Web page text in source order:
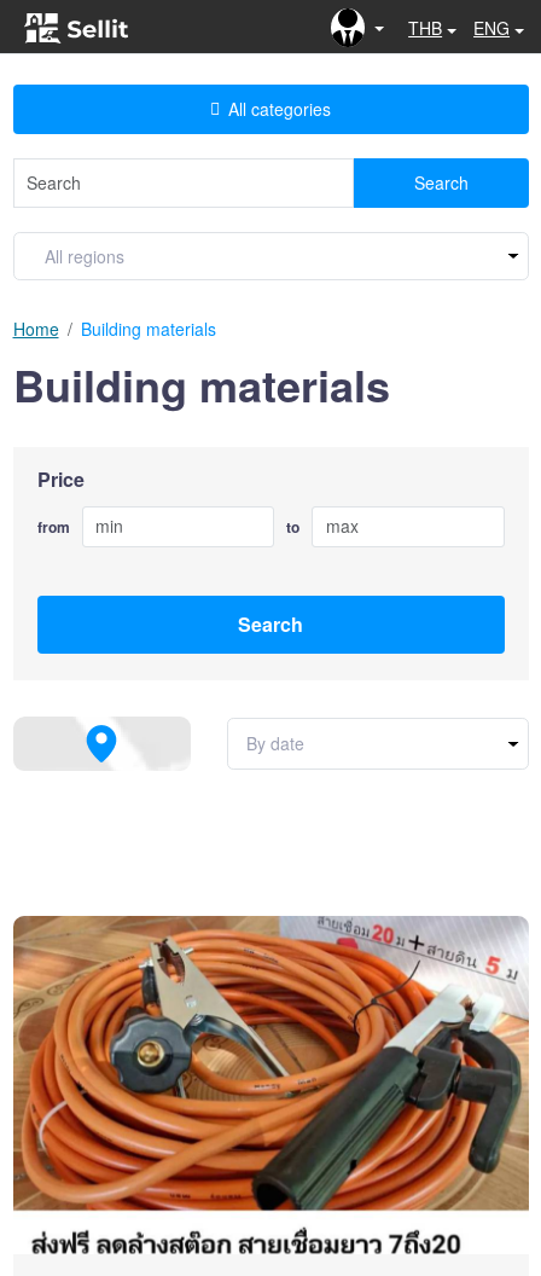
THB ENG
All categories
Search
Home Building materials
Building materials
Price
from to
Search